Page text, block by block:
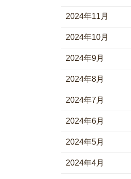
2024年11月
2024年10月
2024年9月
2024年8月
2024年7月
2024年6月
2024年5月
2024年4月